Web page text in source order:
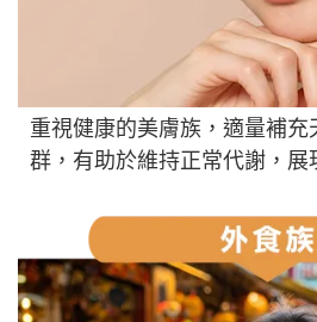
重視健康的美膚族，適量補充
群，有助於維持正常代謝，展